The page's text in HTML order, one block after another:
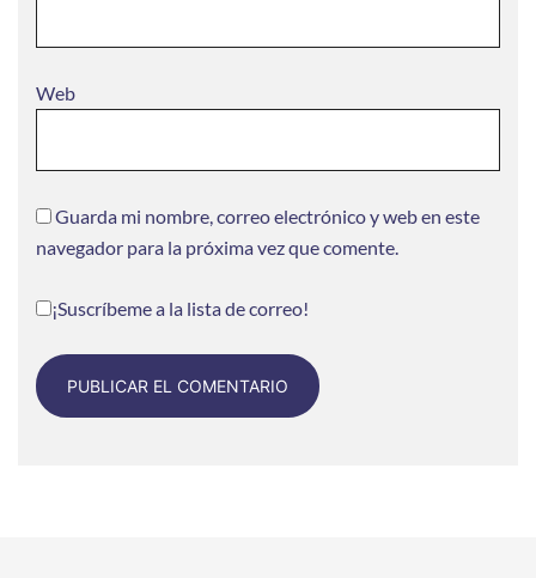
Web
Guarda mi nombre, correo electrónico y web en este
navegador para la próxima vez que comente.
¡Suscríbeme a la lista de correo!